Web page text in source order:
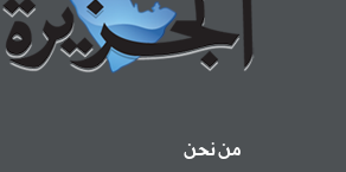
من نحن